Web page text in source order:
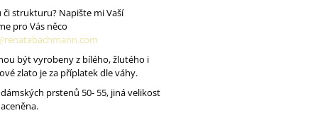
či strukturu? Napište mi Vaší
pro Vás něco
být vyrobeny z bílého, žlutého i
zlato je za příplatek dle váhy.
prstenů 50- 55, jiná velikost